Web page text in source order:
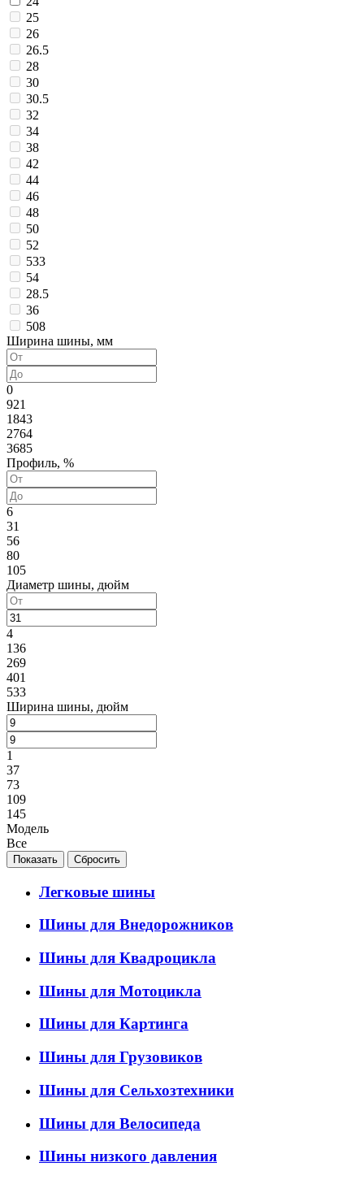
25
26
26.5
28
30
30.5
32
34
38
42
44
46
48
50
52
533
54
28.5
36
508
Ширина шины, мм
0
921
1843
2764
3685
Профиль, %
6
31
56
80
105
Диаметр шины, дюйм
4
136
269
401
533
Ширина шины, дюйм
1
37
73
109
145
Модель
Все
Легковые шины
Шины для Внедорожников
Шины для Квадроцикла
Шины для Мотоцикла
Шины для Картинга
Шины для Грузовиков
Шины для Сельхозтехники
Шины для Велосипеда
Шины низкого давления